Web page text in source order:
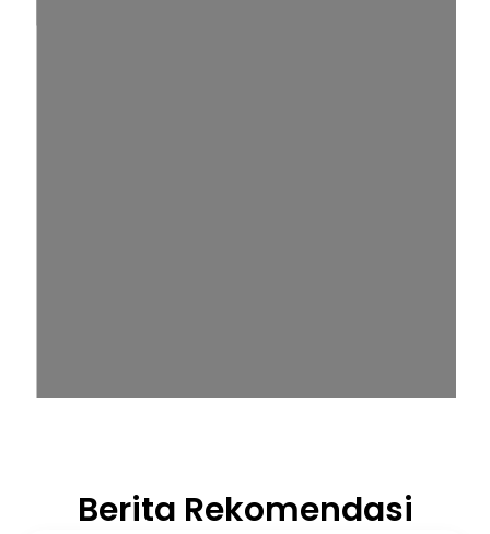
Berita Rekomendasi